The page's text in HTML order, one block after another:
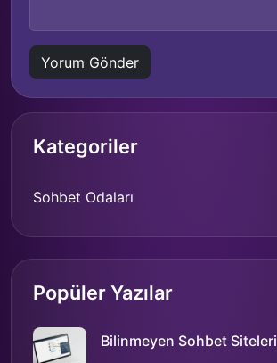
Kategoriler
Sohbet Odaları
Popüler Yazılar
Bilinmeyen Sohbet Siteleri